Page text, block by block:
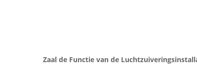
Zaal de Functie van de